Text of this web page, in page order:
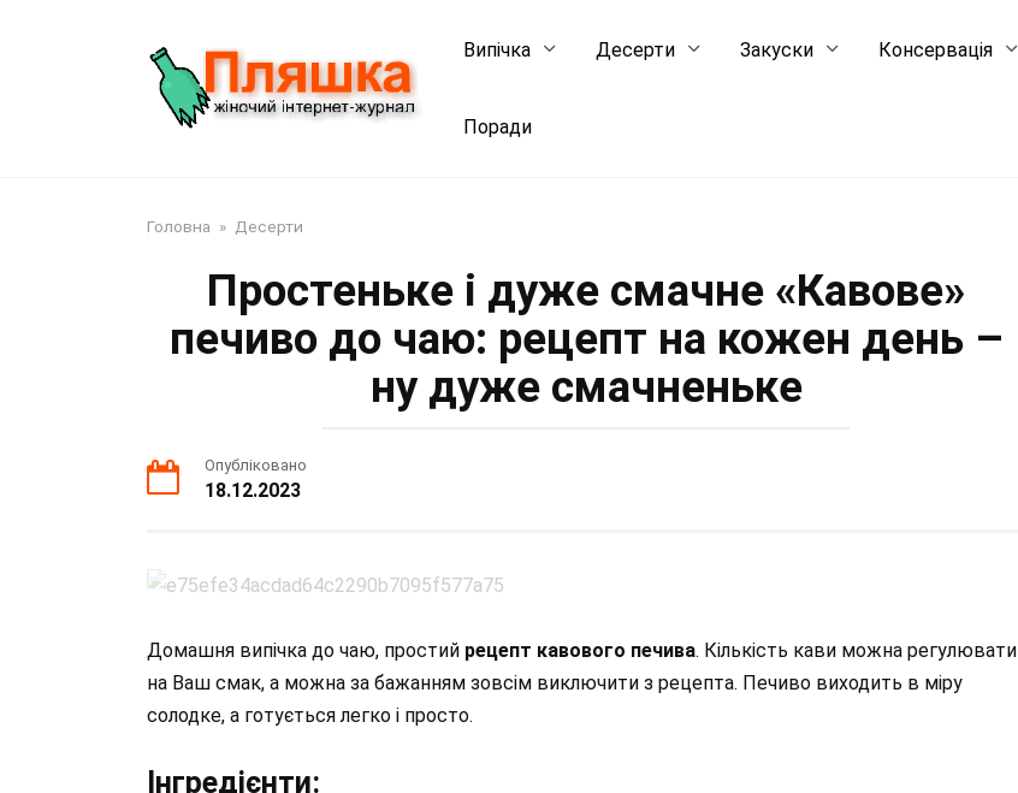
Випічка Десерти Закуски Консервація
Поради
Головна » Десерти
Простеньке і дуже смачне «Кавове»
печиво до чаю: рецепт на кожен день –
ну дуже смачненьке
Опубліковано
18.12.2023
Домашня випічка до чаю, простий рецепт кавового печива. Кількість кави можна регулювати
на Ваш смак, а можна за бажанням зовсім виключити з рецепта. Печиво виходить в міру
солодке, а готується легко і просто.
Інгредієнти: